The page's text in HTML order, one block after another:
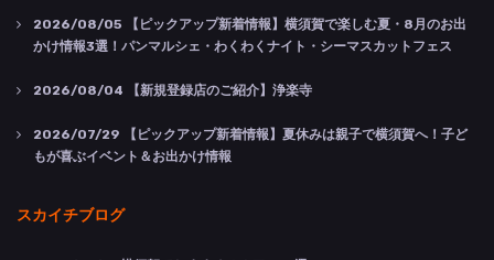
2026/08/05 【ピックアップ新着情報】横須賀で楽しむ夏・8月のお出
かけ情報3選！パンマルシェ・わくわくナイト・シーマスカットフェス
2026/08/04 【新規登録店のご紹介】浄楽寺
2026/07/29 【ピックアップ新着情報】夏休みは親子で横須賀へ！子ど
もが喜ぶイベント＆お出かけ情報
スカイチブログ